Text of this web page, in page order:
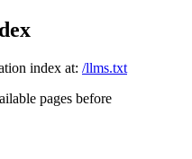
index at: /llms.txt
pages before